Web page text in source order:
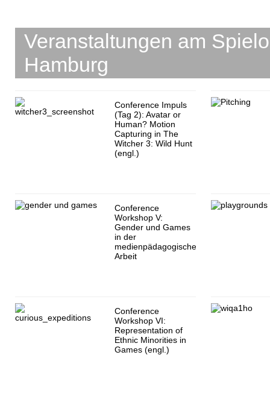
Veranstaltungen am
Hamburg
Conference Impuls
(Tag 2): Avatar or
Human? Motion
Capturing in The
Witcher 3: Wild Hunt
(engl.)
Conference
Workshop V:
Gender und Games
in der
medienpädagogischen
Arbeit
Conference
Workshop VI:
Representation of
Ethnic Minorities in
Games (engl.)